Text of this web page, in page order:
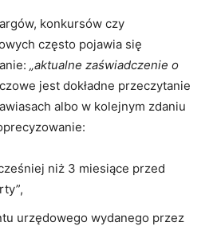
konkursów czy
często pojawia się
„aktualne zaświadczenie o
jest dokładne przeczytanie
albo w kolejnym zdaniu
niż 3 miesiące przed
urzędowego wydanego przez